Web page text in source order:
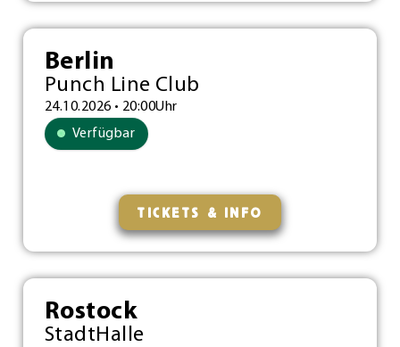
Berlin
Punch Line Club
24.10.2026 • 20:00Uhr
Verfügbar
TICKETS & INFO
Rostock
StadtHalle